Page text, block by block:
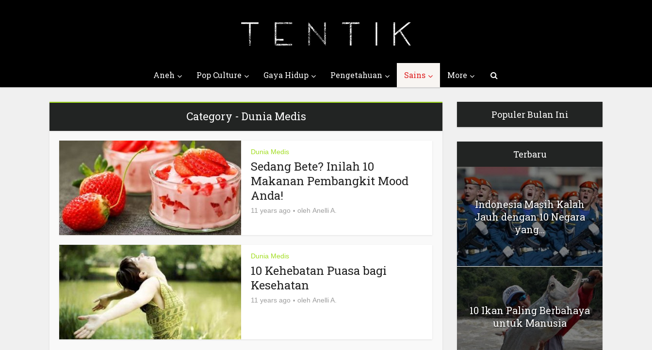
Aneh Pop Culture Gaya Hidup Pengetahuan Sains More
Category - Dunia Medis
Dunia Medis
Sedang Bete? Inilah 10
Makanan Pembangkit Mood
Anda!
11 years ago oleh Anelli A.
Dunia Medis
10 Kehebatan Puasa bagi
Kesehatan
11 years ago oleh Anelli A.
Populer Bulan Ini
Terbaru
Indonesia Masih Kalah
Jauh dengan 10 Negara
yang...
10 Ikan Paling Berbahaya
untuk Manusia